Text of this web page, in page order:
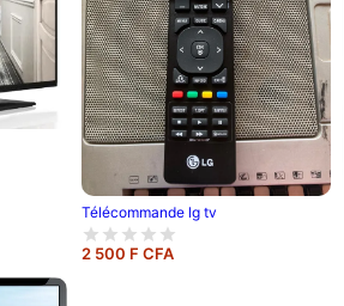
Télécommande lg tv
2 500 F CFA